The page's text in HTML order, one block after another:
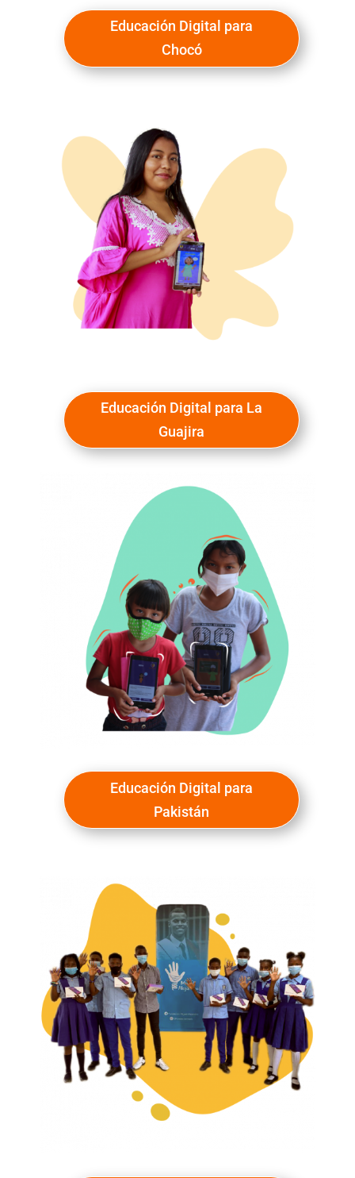
Educación Digital para
Chocó
Educación Digital para La
Guajira
Educación Digital para
Pakistán